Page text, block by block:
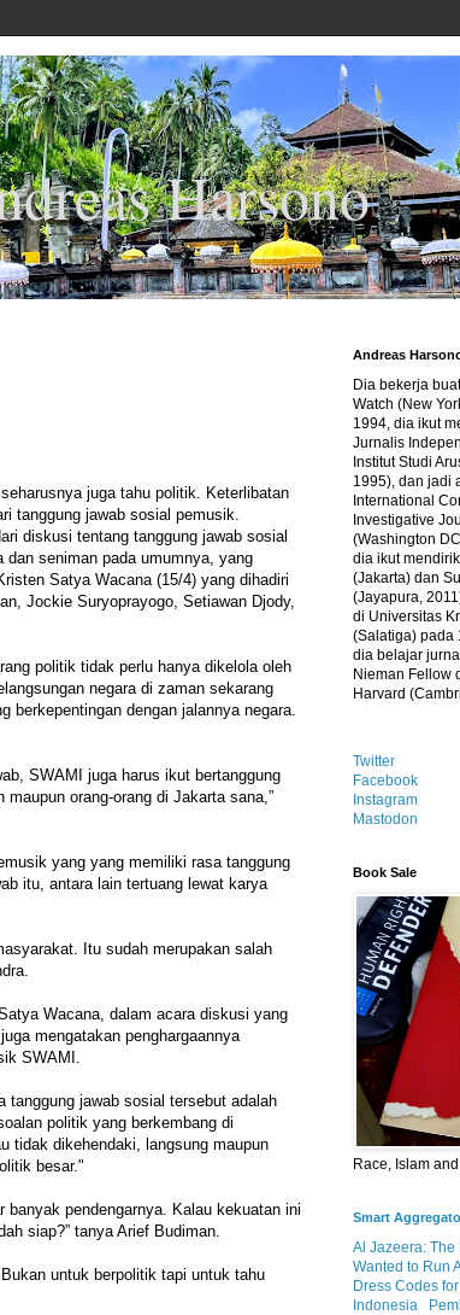
Harsono
juga tahu politik. Keterlibatan
tanggung jawab sosial pemusik.
diskusi tentang tanggung jawab sosial
seniman pada umumnya, yang
Satya Wacana (15/4) yang dihadiri
Jockie Suryoprayogo, Setiawan Djody,
politik tidak perlu hanya dikelola oleh
negara di zaman sekarang
berkepentingan dengan jalannya negara.
SWAMI juga harus ikut bertanggung
orang-orang di Jakarta sana,”
yang yang memiliki rasa tanggung
itu, antara lain tertuang lewat karya
Itu sudah merupakan salah
Wacana, dalam acara diskusi yang
mengatakan penghargaannya
SWAMI.
tanggung jawab sosial tersebut adalah
politik yang berkembang di
tidak dikehendaki, langsung maupun
besar."
pendengarnya. Kalau kekuatan ini
siap?” tanya Arief Budiman.
untuk berpolitik tapi untuk tahu
Andreas
Dia bekerja
Watch (New
1994, dia ikut
Jurnalis
Institut Studi
1995), dan jadi
International
Investigative
(Washington
dia ikut
(Jakarta) dan
(Jayapura,
di Universitas
(Salatiga) pada
dia belajar
Nieman Fellow
Harvard
Twitter
Facebook
Instagram
Mastodon
Book Sale
Race, Islam
Smart
Al Jazeera: The
Wanted to Run
Dress Codes
Indonesia